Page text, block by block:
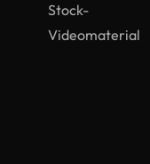
Stock-
Videomaterial